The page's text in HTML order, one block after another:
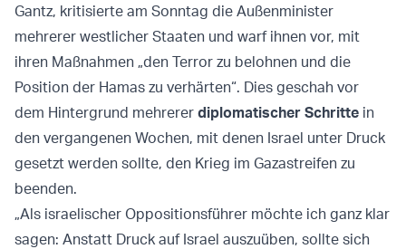
Gantz, kritisierte am Sonntag die Außenminister
mehrerer westlicher Staaten und warf ihnen vor, mit
ihren Maßnahmen „den Terror zu belohnen und die
Position der Hamas zu verhärten“. Dies geschah vor
dem Hintergrund mehrerer diplomatischer Schritte in
den vergangenen Wochen, mit denen Israel unter Druck
gesetzt werden sollte, den Krieg im Gazastreifen zu
beenden.
„Als israelischer Oppositionsführer möchte ich ganz klar
sagen: Anstatt Druck auf Israel auszuüben, sollte sich